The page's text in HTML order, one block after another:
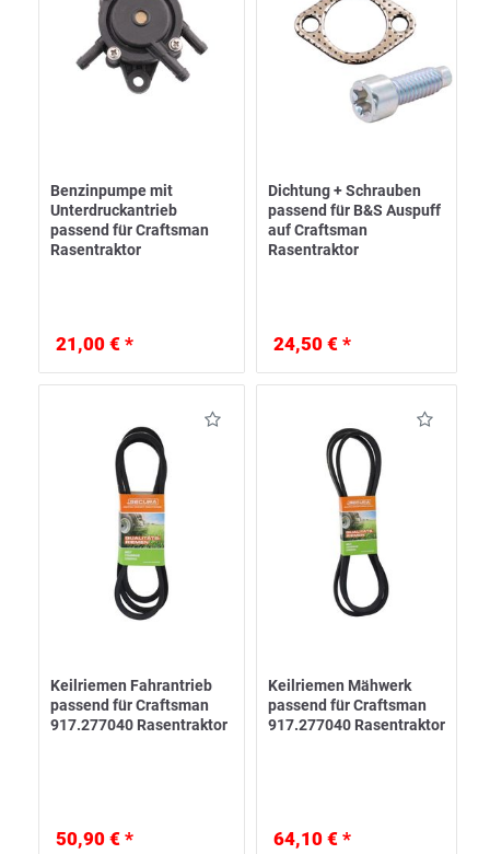
Benzinpumpe mit
Unterdruckantrieb
passend für Craftsman
Rasentraktor
21,00 € *
Dichtung + Schrauben
passend für B&S Auspuff
auf Craftsman
Rasentraktor
24,50 € *
Keilriemen Fahrantrieb
passend für Craftsman
917.277040 Rasentraktor
50,90 € *
Keilriemen Mähwerk
passend für Craftsman
917.277040 Rasentraktor
64,10 € *